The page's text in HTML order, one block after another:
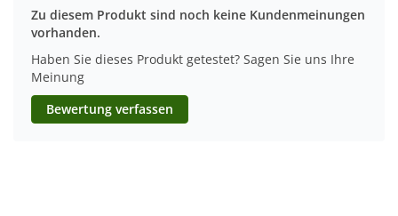
Zu diesem Produkt sind noch keine Kundenmeinungen
vorhanden.
Haben Sie dieses Produkt getestet? Sagen Sie uns Ihre
Meinung
Bewertung verfassen